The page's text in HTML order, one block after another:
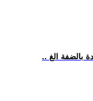
بالضفة الغ